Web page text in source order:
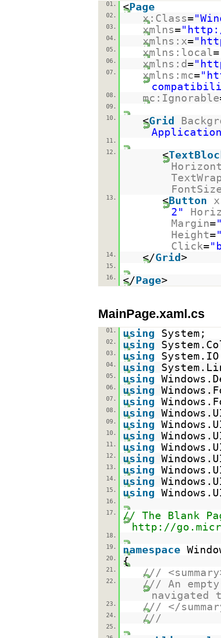
01. <Page
02. x:Class=
03. xmlns="
04. xmlns:x="
05. xmlns:local=
06. xmlns:d="
07. xmlns:mc="
08. mc:Ignorable
09.
10.
<Grid
11.
12.
<
13. <Button
2"
Margin=
Height=
Click=
14. </Grid>
15.
16.
</Page>
MainPage.xaml.cs
01. using System;
02. using
03. using
04. using
05. using
06. using
07. using
08. using
09. using
10. using
11. using
12. using
13. using
14. using
15. using
16.
17.
// The Blank
http://
18.
19.
namespace
20. {
21. ///
22.
/// An
navigated
23. /// </
24. ///
25.